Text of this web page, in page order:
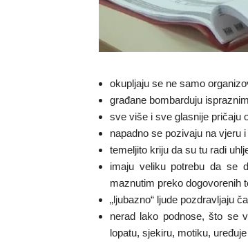
okupljaju se ne samo
građane bombarduju
sve više i sve glasnije pričaju
napadno se pozivaju na vjeru
temeljito kriju da su tu radi
imaju veliku potrebu da se
maznutim preko dogovorenih
„ljubazno“ ljude pozdravljaju
nerad lako podnose, što se
lopatu, sjekiru, motiku,